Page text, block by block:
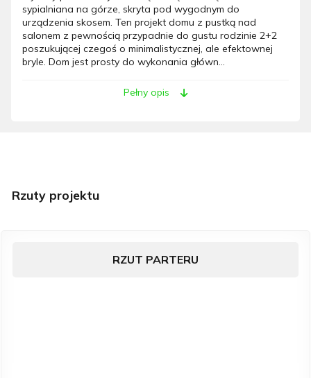
sypialniana na górze, skryta pod wygodnym do
urządzenia skosem. Ten projekt domu z pustką nad
salonem z pewnością przypadnie do gustu rodzinie 2+2
poszukującej czegoś o minimalistycznej, ale efektownej
bryle. Dom jest prosty do wykonania główn...
Pełny opis
Rzuty projektu
RZUT PARTERU